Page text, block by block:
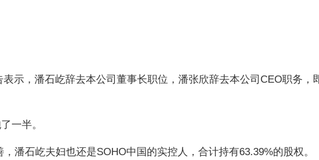
示，潘石屹辞去本公司董事长职位，潘张欣辞去本公司CEO职务，
一半。
潘石屹夫妇也还是SOHO中国的实控人，合计持有63.39%的股权。